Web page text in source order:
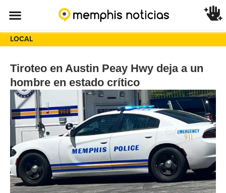
LOCAL
Tiroteo en Austin Peay Hwy deja a un
hombre en estado crítico